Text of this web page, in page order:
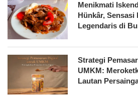
Menikmati
Hünkâr,
Legendaris di
Strategi
UMKM:
Lautan